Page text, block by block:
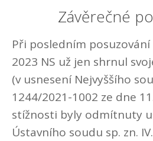
Závěrečné
Při posledním
2023 NS už jen shrnul
(v usnesení Nejvyššího
1244/2021-1002 ze dne
stížnosti byly odmítnuty
Ústavního soudu sp. zn.